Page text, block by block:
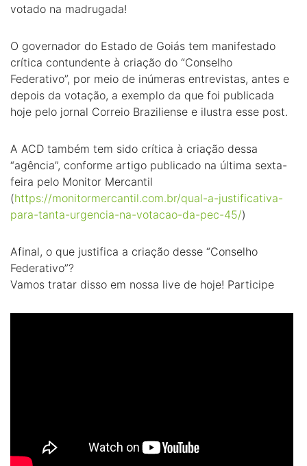
votado na madrugada!
O governador do Estado de Goiás tem manifestado
crítica contundente à criação do “Conselho
Federativo”, por meio de inúmeras entrevistas, antes e
depois da votação, a exemplo da que foi publicada
hoje pelo jornal Correio Braziliense e ilustra esse post.
A ACD também tem sido crítica à criação dessa
“agência”, conforme artigo publicado na última sexta-
feira pelo Monitor Mercantil
(https://monitormercantil.com.br/qual-a-justificativa-
para-tanta-urgencia-na-votacao-da-pec-45/)
Afinal, o que justifica a criação desse “Conselho
Federativo”?
Vamos tratar disso em nossa live de hoje! Participe